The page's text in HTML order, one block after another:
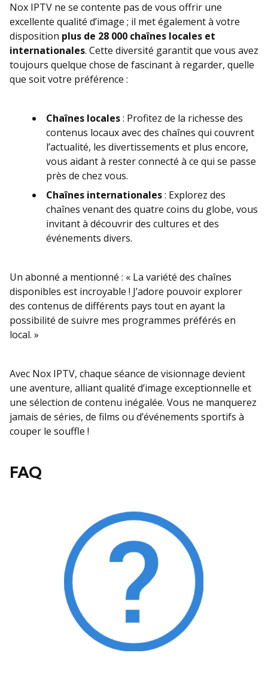
Nox IPTV ne se contente pas de vous offrir une
excellente qualité d’image ; il met également à votre
disposition plus de 28 000 chaînes locales et
internationales. Cette diversité garantit que vous avez
toujours quelque chose de fascinant à regarder, quelle
que soit votre préférence :
Chaînes locales: Profitez de la richesse des
contenus locaux avec des chaînes qui couvrent
l’actualité, les divertissements et plus encore,
vous aidant à rester connecté à ce qui se passe
près de chez vous.
Chaînes internationales: Explorez des
chaînes venant des quatre coins du globe, vous
invitant à découvrir des cultures et des
événements divers.
Un abonné a mentionné : « La variété des chaînes
disponibles est incroyable ! J’adore pouvoir explorer
des contenus de différents pays tout en ayant la
possibilité de suivre mes programmes préférés en
local. »
Avec Nox IPTV, chaque séance de visionnage devient
une aventure, alliant qualité d’image exceptionnelle et
une sélection de contenu inégalée. Vous ne manquerez
jamais de séries, de films ou d’événements sportifs à
couper le souffle !
FAQ